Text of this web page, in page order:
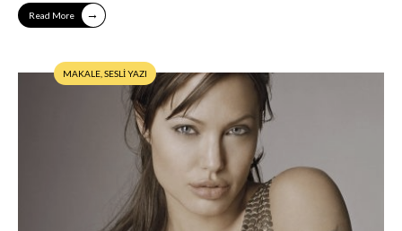
Read More →
MAKALE SESLİ YAZI